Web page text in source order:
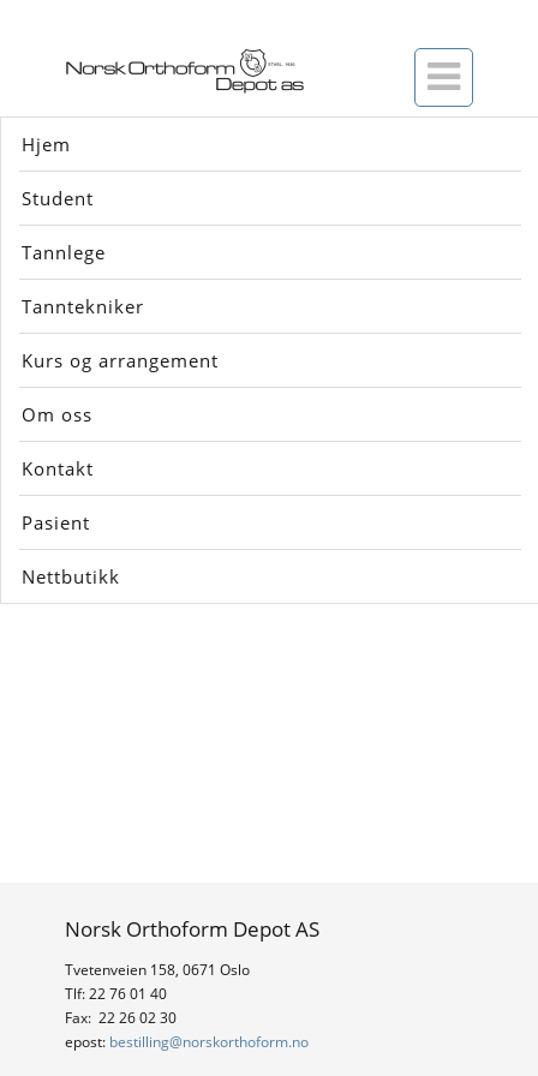

Hjem
Student
Tannlege
Tanntekniker
Kurs og arrangement
Om oss
Kontakt
Pasient
Nettbutikk
For informasjon og bruk av tannblekingsprodukter
Norsk Orthoform Depot AS
Tvetenveien 158, 0671 Oslo
Tlf: 22 76 01 40
Fax: 22 26 02 30
epost: bestilling@norskorthoform.no